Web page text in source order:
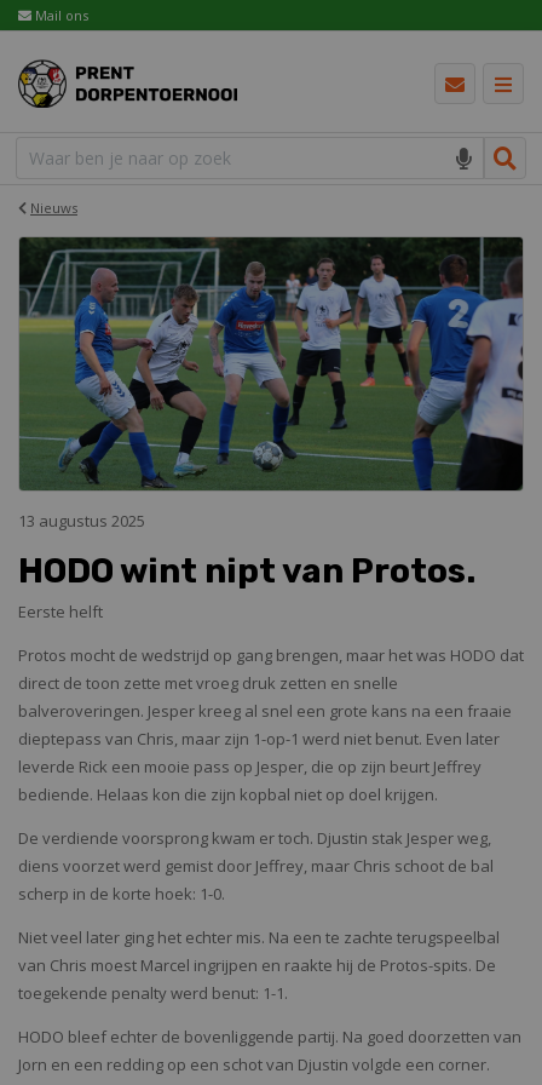
Mail ons
Nieuws
13 augustus 2025
HODO wint nipt van Protos.
Eerste helft
Protos mocht de wedstrijd op gang brengen, maar het was HODO dat
direct de toon zette met vroeg druk zetten en snelle
balveroveringen. Jesper kreeg al snel een grote kans na een fraaie
dieptepass van Chris, maar zijn 1-op-1 werd niet benut. Even later
leverde Rick een mooie pass op Jesper, die op zijn beurt Jeffrey
bediende. Helaas kon die zijn kopbal niet op doel krijgen.
De verdiende voorsprong kwam er toch. Djustin stak Jesper weg,
diens voorzet werd gemist door Jeffrey, maar Chris schoot de bal
scherp in de korte hoek: 1-0.
Niet veel later ging het echter mis. Na een te zachte terugspeelbal
van Chris moest Marcel ingrijpen en raakte hij de Protos-spits. De
toegekende penalty werd benut: 1-1.
HODO bleef echter de bovenliggende partij. Na goed doorzetten van
Jorn en een redding op een schot van Djustin volgde een corner.